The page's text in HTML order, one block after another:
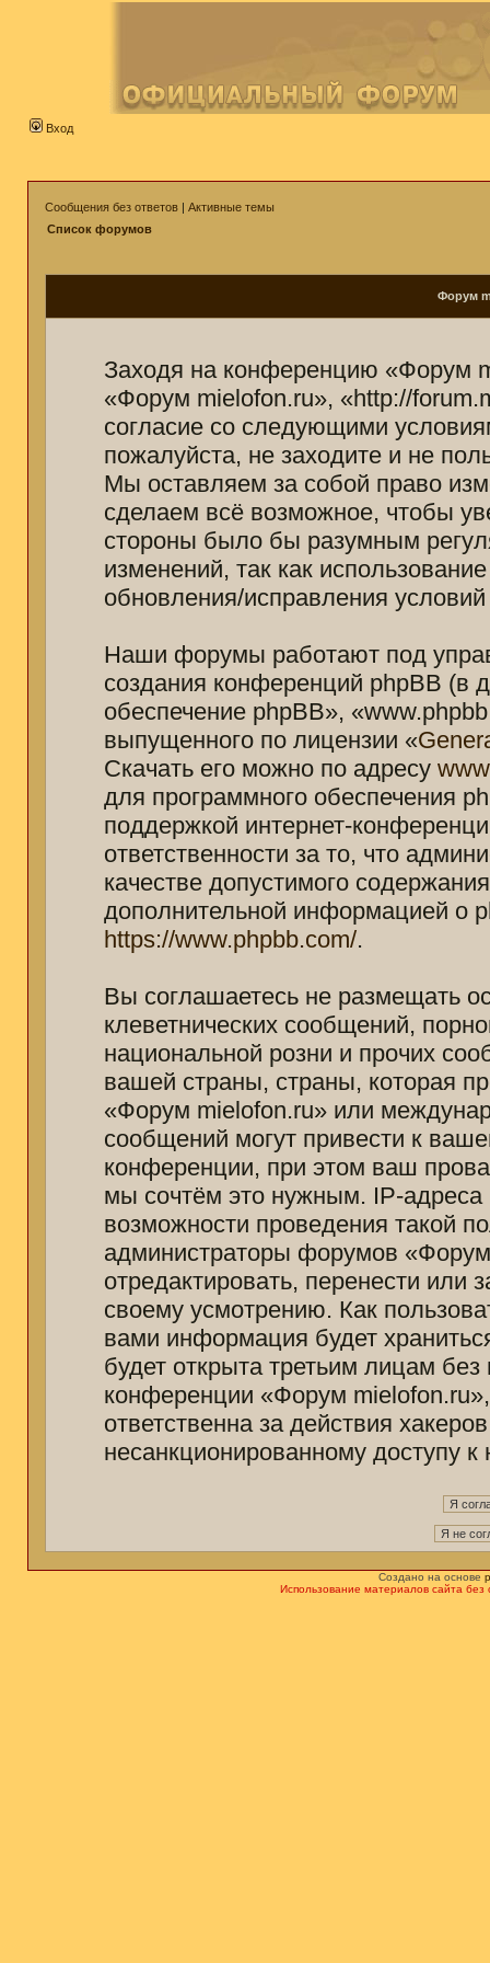
Вход
Сообщения без ответов | Активные темы
Список форумов
Форум
Заходя на конференцию «Форум
«Форум mielofon.ru», «http://
согласие со следующими
пожалуйста, не заходите и не
Мы оставляем за собой право
сделаем всё возможное, чтобы
стороны было бы разумным
изменений, так как
обновления/исправления
Наши форумы работают под
создания конференций phpBB (в
обеспечение phpBB»,
выпущенного по лицензии «
Скачать его можно по адресу
для программного обеспечения
поддержкой интернет-
ответственности за то, что
качестве допустимого
дополнительной информацией о
https://www.phpbb.com/.
Вы соглашаетесь не размещать
клеветнических сообщений,
национальной розни и прочих
вашей страны, страны, которая
«Форум mielofon.ru» или
сообщений могут привести к
конференции, при этом ваш
мы сочтём это нужным. IP-
возможности проведения такой
администраторы форумов
отредактировать, перенести
своему усмотрению. Как
вами информация будет
будет открыта третьим лицам
конференции «Форум
ответственна за действия
несанкционированному доступу к
Создано на основе
Использование материалов сайта